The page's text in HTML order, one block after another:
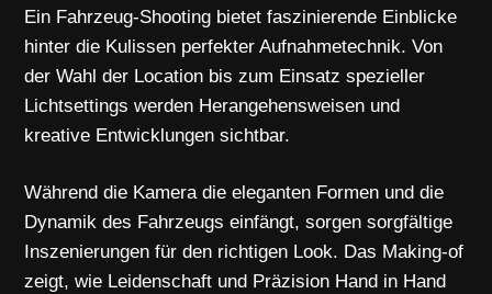
Ein Fahrzeug-Shooting bietet faszinierende Einblicke
hinter die Kulissen perfekter Aufnahmetechnik. Von
der Wahl der Location bis zum Einsatz spezieller
Lichtsettings werden Herangehensweisen und
kreative Entwicklungen sichtbar.
Während die Kamera die eleganten Formen und die
Dynamik des Fahrzeugs einfängt, sorgen sorgfältige
Inszenierungen für den richtigen Look. Das Making-of
zeigt, wie Leidenschaft und Präzision Hand in Hand